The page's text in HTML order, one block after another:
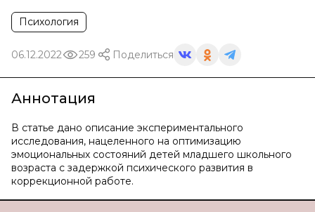
Психология
06.12.2022 259 Поделиться
Аннотация
В статье дано описание экспериментального
исследования, нацеленного на оптимизацию
эмоциональных состояний детей младшего школьного
возраста с задержкой психического развития в
коррекционной работе.